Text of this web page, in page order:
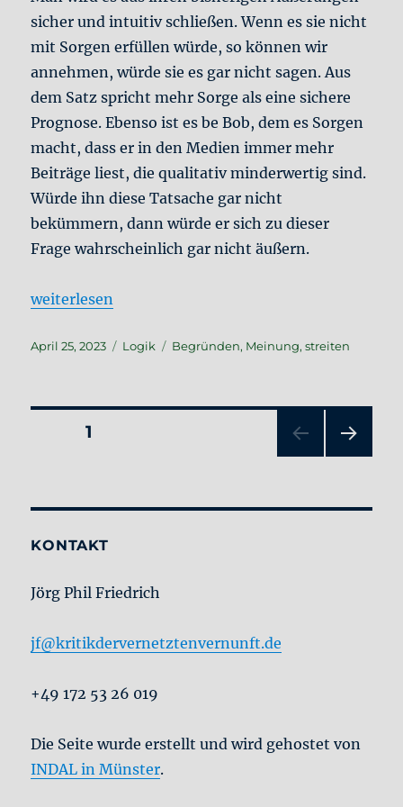
sicher und intuitiv schließen. Wenn es sie nicht
mit Sorgen erfüllen würde, so können wir
annehmen, würde sie es gar nicht sagen. Aus
dem Satz spricht mehr Sorge als eine sichere
Prognose. Ebenso ist es be Bob, dem es Sorgen
macht, dass er in den Medien immer mehr
Beiträge liest, die qualitativ minderwertig sind.
Würde ihn diese Tatsache gar nicht
bekümmern, dann würde er sich zu dieser
Frage wahrscheinlich gar nicht äußern.
„Richtig streiten #6: Der Beweggrund der
weiterlesen
Veröffentlicht
April 25, 2023 Kategorien
Logik Schlagwörter
Begründen, Meinung,streiten
Seitennummerierung
Beiträge
SEITE1
E
KONTAKT
Jörg Phil Friedrich
jf@kritikdervernetztenvernunft.de
+49 172 53 26 019
Die Seite wurde erstellt und wird gehostet von
INDAL in Münster.